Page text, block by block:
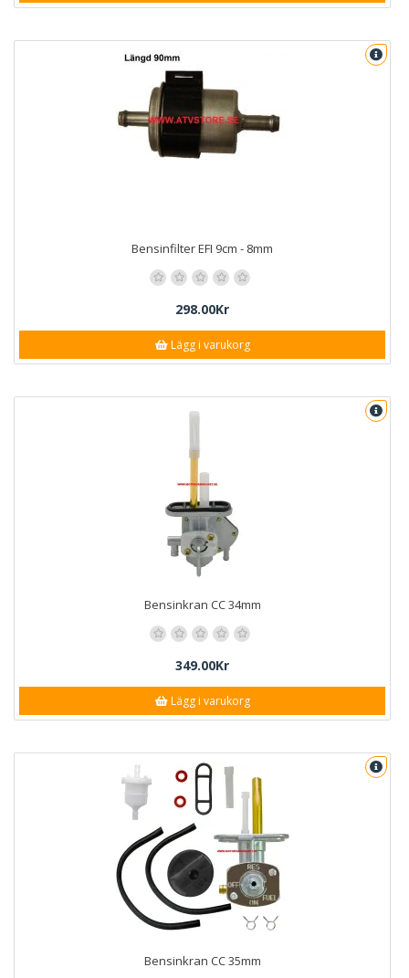
Bensinfilter EFI 9cm - 8mm
298.00Kr
Lägg i varukorg
Bensinkran CC 34mm
349.00Kr
Lägg i varukorg
Bensinkran CC 35mm